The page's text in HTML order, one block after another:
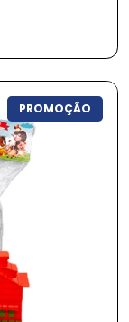
PROMOÇÃO